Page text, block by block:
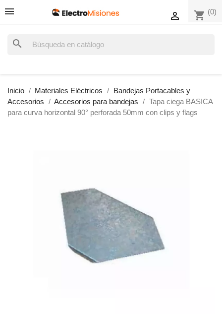
shopping_cart (0)

search
Inicio Materiales Eléctricos
Bandejas Portacables y
Accesorios
Accesorios para bandejas
Tapa ciega BASICA
para curva horizontal 90° perforada 50mm con clips y flags